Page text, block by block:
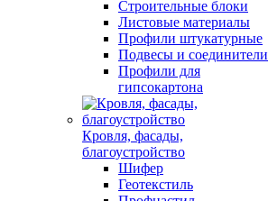
Строительные блоки
Листовые материалы
Профили штукатурные
Подвесы и соединители
Профили для
гипсокартона
Кровля, фасады,
благоустройство
Шифер
Геотекстиль